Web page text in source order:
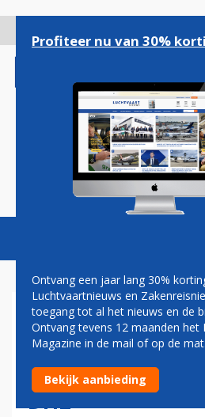
gaan
Magazine Podcasts
GERUZIE IN
POLITIEK OVER
VAN
DHL
Profiteer nu van 30%
Ontvang een jaar lang 30%
Luchtvaartnieuws en
toegang tot al het nieuws en de
Ontvang tevens 12 maanden het
Magazine in de mail of op de mat.
Bekijk aanbieding